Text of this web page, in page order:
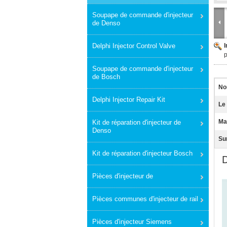
Soupape de commande d'injecteur
de Denso
Delphi Injector Control Valve
Soupape de commande d'injecteur
de Bosch
Delphi Injector Repair Kit
Kit de réparation d'injecteur de
Denso
Kit de réparation d'injecteur Bosch
Pièces d'injecteur de
Pièces communes d'injecteur de rail
Pièces d'injecteur Siemens